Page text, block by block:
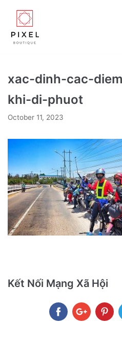
Skip
to
content
xac-dinh-cac-
khi-di-phuot
October 11, 2023
Kết Nối Mạng Xã Hội